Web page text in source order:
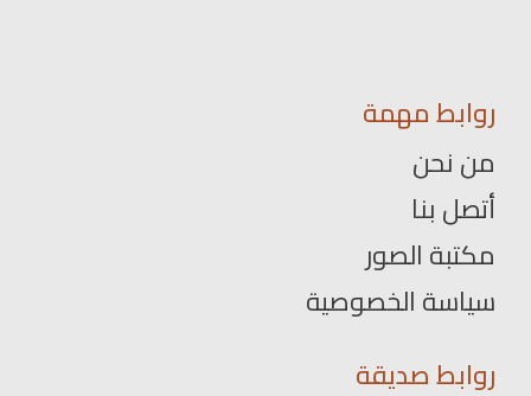
روابط مهمة
من نحن
أتصل بنا
مكتبة الصور
سياسة الخصوصية
روابط صديقة